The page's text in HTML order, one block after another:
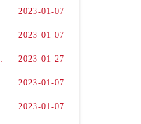
2023-01-07
2023-01-07
列腕表 2023-01-27
2023-01-07
2023-01-07